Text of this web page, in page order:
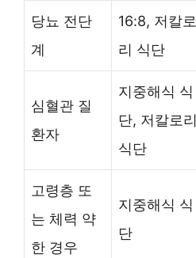
당뇨 전단
계
16:8, 저칼로
리 식단
심혈관 질
환자
지중해식 식
단, 저칼로리
식단
고령층 또
는 체력 약
한 경우
지중해식 식
단